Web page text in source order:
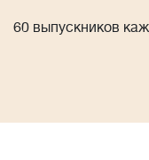
60 выпускников